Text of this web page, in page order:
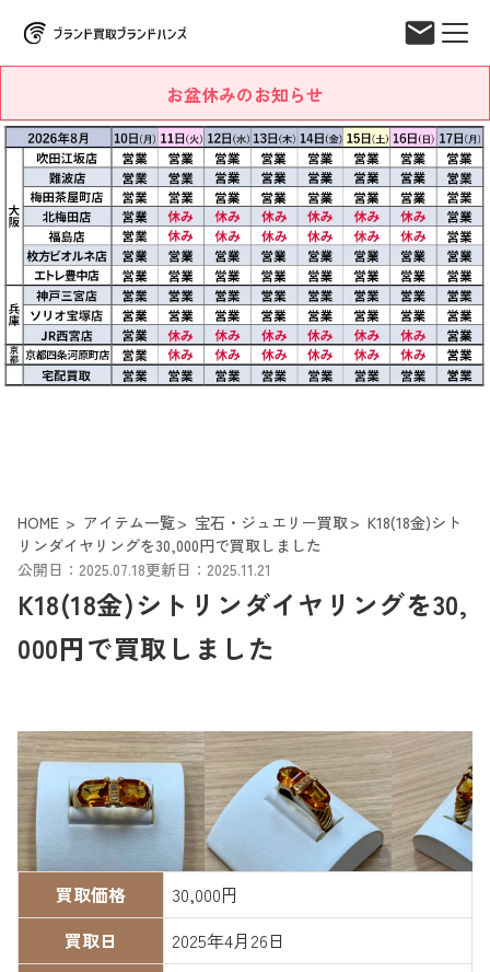
お盆休みのお知らせ
HOME アイテム一覧 宝石・ジュエリー買取
K18(18金)シト
リンダイヤリングを30,000円で買取しました
公開日：2025.07.18更新日：2025.11.21
K18(18金)シトリンダイヤリングを30,
000円で買取しました
買取価格
30,000円
買取日
2025年4月26日